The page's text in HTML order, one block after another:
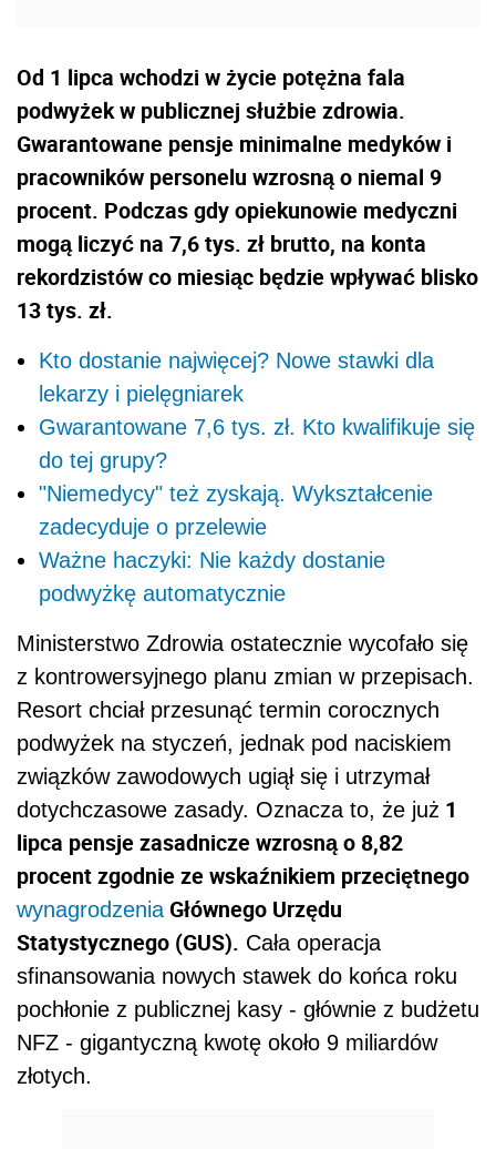
Od 1 lipca wchodzi w życie potężna fala
podwyżek w publicznej służbie zdrowia.
Gwarantowane pensje minimalne medyków i
pracowników personelu wzrosną o niemal 9
procent. Podczas gdy opiekunowie medyczni
mogą liczyć na 7,6 tys. zł brutto, na konta
rekordzistów co miesiąc będzie wpływać blisko
13 tys. zł.
Kto dostanie najwięcej? Nowe stawki dla
lekarzy i pielęgniarek
Gwarantowane 7,6 tys. zł. Kto kwalifikuje się
do tej grupy?
"Niemedycy" też zyskają. Wykształcenie
zadecyduje o przelewie
Ważne haczyki: Nie każdy dostanie
podwyżkę automatycznie
Ministerstwo Zdrowia ostatecznie wycofało się
z kontrowersyjnego planu zmian w przepisach.
Resort chciał przesunąć termin corocznych
podwyżek na styczeń, jednak pod naciskiem
związków zawodowych ugiął się i utrzymał
dotychczasowe zasady. Oznacza to, że już 1
lipca pensje zasadnicze wzrosną o 8,82
procent zgodnie ze wskaźnikiem przeciętnego
wynagrodzeniaGłównego Urzędu
Statystycznego (GUS). Cała operacja
sfinansowania nowych stawek do końca roku
pochłonie z publicznej kasy - głównie z budżetu
NFZ - gigantyczną kwotę około 9 miliardów
złotych.